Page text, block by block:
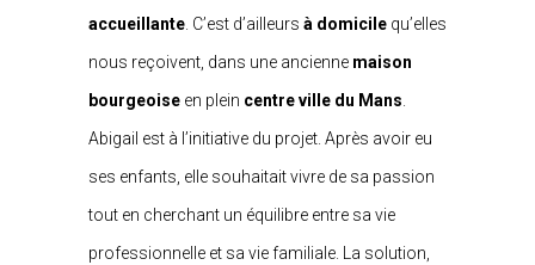
accueillante. C’est d’ailleurs à domicile qu’elles
nous reçoivent, dans une ancienne maison
bourgeoise en plein centre ville du Mans.
Abigail est à l’initiative du projet. Après avoir eu
ses enfants, elle souhaitait vivre de sa passion
tout en cherchant un équilibre entre sa vie
professionnelle et sa vie familiale. La solution,